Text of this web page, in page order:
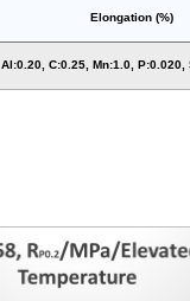
Elongation (%)
Al:0.20, C:0.25, Mn:1.0, P:0.020,